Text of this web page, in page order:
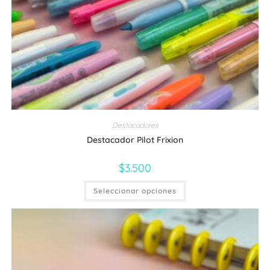
de
producto
Destacadores
Destacador Pilot Frixion
$3.500
Seleccionar opciones
Este
tiene
múltiples
variantes.
Las
opciones
se
pueden
elegir